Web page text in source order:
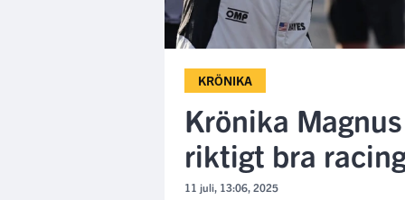
KRÖNIKA
Krönika
riktigt bra
11 juli, 13:06, 2025